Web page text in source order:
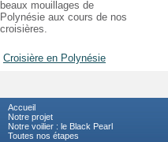
beaux mouillages de
Polynésie aux cours de nos
croisières.
Croisière en Polynésie
Accueil
Notre projet
Notre voilier : le Black Pearl
Toutes nos étapes